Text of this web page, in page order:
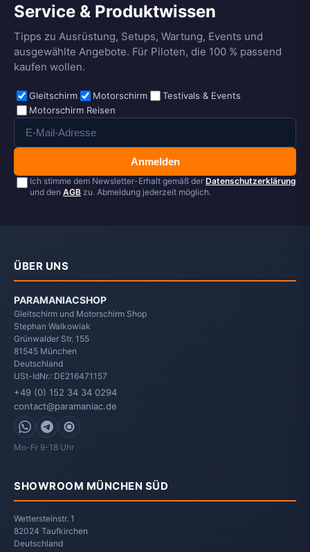
Service & Produktwissen
Tipps zu Ausrüstung, Setups, Wartung, Events und
ausgewählte Angebote. Für Piloten, die 100 % passend
kaufen wollen.
Gleitschirm Motorschirm
Testivals & Events
Motorschirm Reisen
Anmelden
Ich stimme dem Newsletter-Erhalt gemäß der Datenschutzerklärung
und den AGB zu. Abmeldung jederzeit möglich.
ÜBER UNS
PARAMANIACSHOP
Gleitschirm und Motorschirm Shop
Stephan Walkowiak
Grünwalder Str. 155
81545 München
Deutschland
USt-IdNr.: DE216471157
+49 (0) 152 34 34 0294
contact@paramaniac.de
WhatsApp
Telegram
Signal
Mo-Fr 9-18 Uhr
SHOWROOM MÜNCHEN SÜD
Wettersteinstr. 1
82024 Taufkirchen
Deutschland